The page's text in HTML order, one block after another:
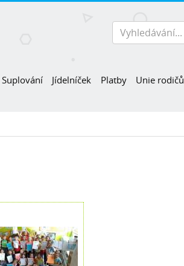
Suplování Jídelníček Platby Unie rodičů